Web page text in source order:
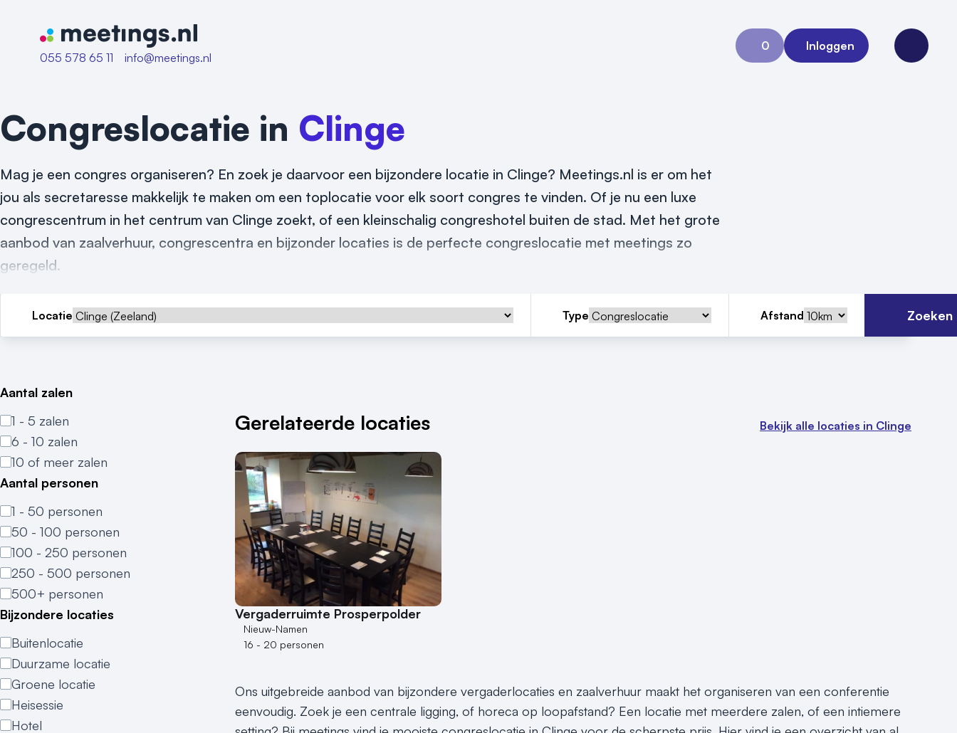
Naar home van Meetings
055 578 65 11
info@meetings.nl
0
Aanvraag 0
Inloggen
Open
Congreslocatie in Clinge
Mag je een congres organiseren? En zoek je daarvoor een bijzondere locatie in Clinge? Meetings.nl is er om het
jou als secretaresse makkelijk te maken om een toplocatie voor elk soort congres te vinden. Of je nu een luxe
congrescentrum in het centrum van Clinge zoekt, of een kleinschalig congreshotel buiten de stad. Met het grote
aanbod van zaalverhuur, congrescentra en bijzonder locaties is de perfecte congreslocatie met meetings zo
geregeld.
Locatie Type Afstand Zoeken
Aantal zalen
1 - 5 zalen
6 - 10 zalen
10 of meer zalen
Aantal personen
1 - 50 personen
50 - 100 personen
100 - 250 personen
250 - 500 personen
500+ personen
Bijzondere locaties
Buitenlocatie
Duurzame locatie
Groene locatie
Heisessie
Hotel
Gerelateerde locaties Bekijk alle locaties in Clinge
Vergaderruimte Prosperpolder
Nieuw-Namen
16 - 20 personen
Ons uitgebreide aanbod van bijzondere vergaderlocaties en zaalverhuur maakt het organiseren van een conferentie
eenvoudig. Zoek je een centrale ligging, of horeca op loopafstand? Een locatie met meerdere zalen, of een intiemere